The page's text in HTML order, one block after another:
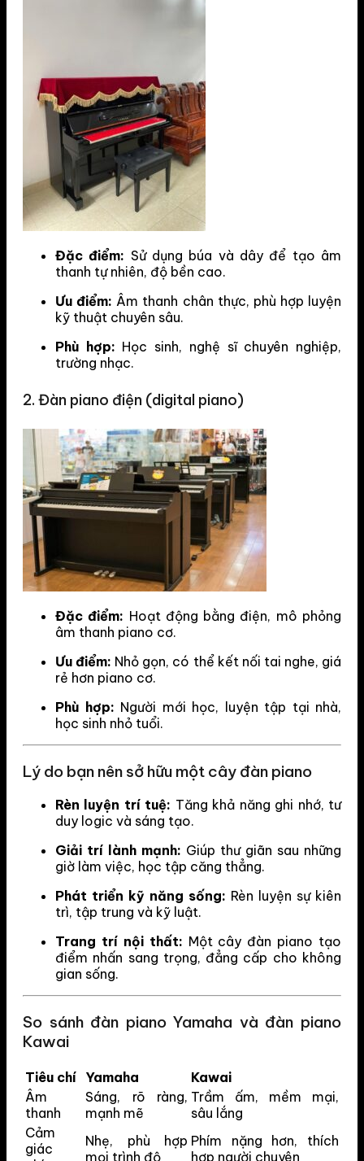
Đặc điểm: Sử dụng búa và dây để tạo âm
thanh tự nhiên, độ bền cao.
Ưu điểm: Âm thanh chân thực, phù hợp luyện
kỹ thuật chuyên sâu.
Phù hợp: Học sinh, nghệ sĩ chuyên nghiệp,
trường nhạc.
2. Đàn piano điện (digital piano)
Đặc điểm: Hoạt động bằng điện, mô phỏng
âm thanh piano cơ.
Ưu điểm: Nhỏ gọn, có thể kết nối tai nghe, giá
rẻ hơn piano cơ.
Phù hợp: Người mới học, luyện tập tại nhà,
học sinh nhỏ tuổi.
Lý do bạn nên sở hữu một cây đàn piano
Rèn luyện trí tuệ: Tăng khả năng ghi nhớ, tư
duy logic và sáng tạo.
Giải trí lành mạnh: Giúp thư giãn sau những
giờ làm việc, học tập căng thẳng.
Phát triển kỹ năng sống: Rèn luyện sự kiên
trì, tập trung và kỹ luật.
Trang trí nội thất: Một cây đàn piano tạo
điểm nhấn sang trọng, đẳng cấp cho không
gian sống.
So sánh đàn piano Yamaha và đàn piano
Kawai
Tiêu chí Yamaha
Kawai
Âm
thanh
Sáng, rõ ràng,
mạnh mẽ
Trầm ấm, mềm mại,
sâu lắng
Cảm
giác
Nhẹ, phù hợp
mọi trình độ
Phím nặng hơn, thích
hợp người chuyên